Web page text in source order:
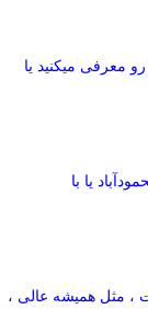
معرفی میکنید یا
یا با
، مثل همیشه عالی ،